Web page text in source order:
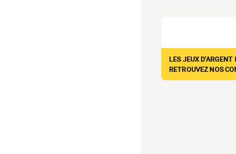
LES JEUX
RETROUVEZ NOS